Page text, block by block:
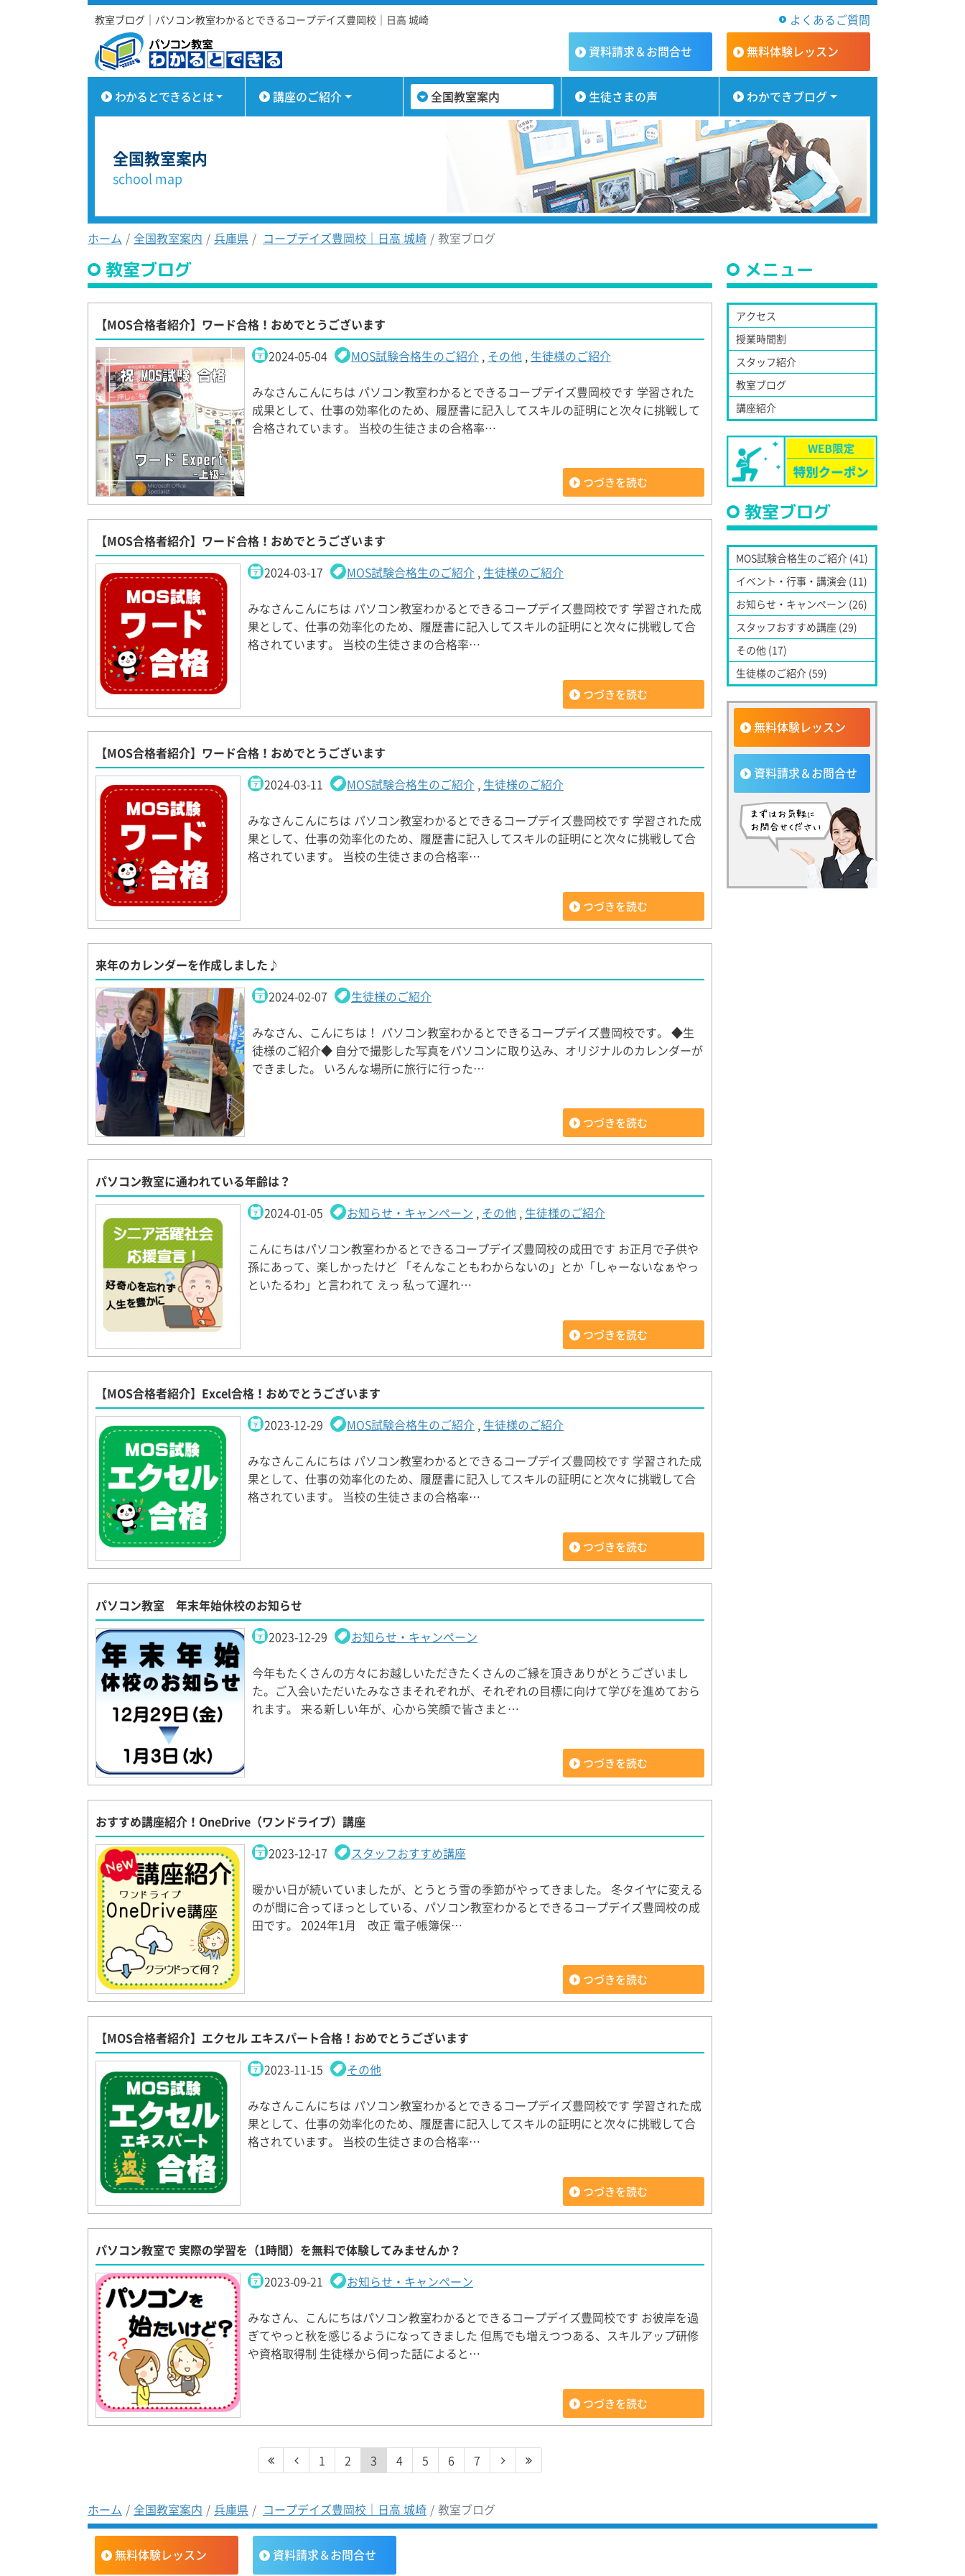
教室ブログ｜パソコン教室わかるとできるコープデイズ豊岡校｜日高 城崎
よくあるご質問
資料請求＆お問合せ 無料体験レッスン
わかるとできるとは 講座のご紹介 全国教室案内 生徒さまの声 わかできブログ
全国教室案内
school map
ホーム 全国教室案内 兵庫県 コープデイズ豊岡校｜日高 城崎 教室ブログ
教室ブログ
【MOS合格者紹介】ワード合格！おめでとうございます
2024-05-04
MOS試験合格生のご紹介 , その他 , 生徒様のご紹介
みなさんこんにちは パソコン教室わかるとできるコープデイズ豊岡校です 学習された
成果として、仕事の効率化のため、履歴書に記入してスキルの証明にと次々に挑戦して
合格されています。 当校の生徒さまの合格率…
つづきを読む
【MOS合格者紹介】ワード合格！おめでとうございます
2024-03-17
MOS試験合格生のご紹介 , 生徒様のご紹介
みなさんこんにちは パソコン教室わかるとできるコープデイズ豊岡校です 学習された成
果として、仕事の効率化のため、履歴書に記入してスキルの証明にと次々に挑戦して合
格されています。 当校の生徒さまの合格率…
つづきを読む
【MOS合格者紹介】ワード合格！おめでとうございます
2024-03-11
MOS試験合格生のご紹介 , 生徒様のご紹介
みなさんこんにちは パソコン教室わかるとできるコープデイズ豊岡校です 学習された成
果として、仕事の効率化のため、履歴書に記入してスキルの証明にと次々に挑戦して合
格されています。 当校の生徒さまの合格率…
つづきを読む
来年のカレンダーを作成しました♪
2024-02-07
生徒様のご紹介
みなさん、こんにちは！ パソコン教室わかるとできるコープデイズ豊岡校です。 ◆生
徒様のご紹介◆ 自分で撮影した写真をパソコンに取り込み、オリジナルのカレンダーが
できました。 いろんな場所に旅行に行った…
つづきを読む
パソコン教室に通われている年齢は？
2024-01-05
お知らせ・キャンペーン , その他 , 生徒様のご紹介
こんにちはパソコン教室わかるとできるコープデイズ豊岡校の成田です お正月で子供や
孫にあって、楽しかったけど 「そんなこともわからないの」とか「しゃーないなぁやっ
といたるわ」と言われて えっ 私って遅れ…
つづきを読む
【MOS合格者紹介】Excel合格！おめでとうございます
2023-12-29
MOS試験合格生のご紹介 , 生徒様のご紹介
みなさんこんにちは パソコン教室わかるとできるコープデイズ豊岡校です 学習された成
果として、仕事の効率化のため、履歴書に記入してスキルの証明にと次々に挑戦して合
格されています。 当校の生徒さまの合格率…
つづきを読む
パソコン教室 年末年始休校のお知らせ
2023-12-29
お知らせ・キャンペーン
今年もたくさんの方々にお越しいただきたくさんのご縁を頂きありがとうございまし
た。ご入会いただいたみなさまそれぞれが、それぞれの目標に向けて学びを進めておら
れます。 来る新しい年が、心から笑顔で皆さまと…
つづきを読む
おすすめ講座紹介！OneDrive（ワンドライブ）講座
2023-12-17
スタッフおすすめ講座
暖かい日が続いていましたが、とうとう雪の季節がやってきました。 冬タイヤに変える
のが間に合ってほっとしている、パソコン教室わかるとできるコープデイズ豊岡校の成
田です。 2024年1月 改正 電子帳簿保…
つづきを読む
【MOS合格者紹介】エクセル エキスパート合格！おめでとうございます
2023-11-15
その他
みなさんこんにちは パソコン教室わかるとできるコープデイズ豊岡校です 学習された成
果として、仕事の効率化のため、履歴書に記入してスキルの証明にと次々に挑戦して合
格されています。 当校の生徒さまの合格率…
つづきを読む
パソコン教室で 実際の学習を（1時間）を無料で体験してみませんか？
2023-09-21
お知らせ・キャンペーン
みなさん、こんにちはパソコン教室わかるとできるコープデイズ豊岡校です お彼岸を過
ぎてやっと秋を感じるようになってきました 但馬でも増えつつある、スキルアップ研修
や資格取得制 生徒様から伺った話によると…
つづきを読む
1 2 3 4 5 6 7
メニュー
アクセス
授業時間割
スタッフ紹介
教室ブログ
講座紹介
教室ブログ
MOS試験合格生のご紹介 (41)
イベント・行事・講演会 (11)
お知らせ・キャンペーン (26)
スタッフおすすめ講座 (29)
その他 (17)
生徒様のご紹介 (59)
無料体験レッスン
資料請求＆お問合せ
ホーム 全国教室案内 兵庫県 コープデイズ豊岡校｜日高 城崎 教室ブログ
無料体験レッスン 資料請求＆お問合せ